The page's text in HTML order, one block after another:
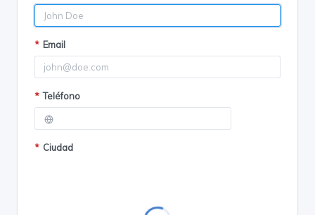
* Email
* Teléfono
* Ciudad